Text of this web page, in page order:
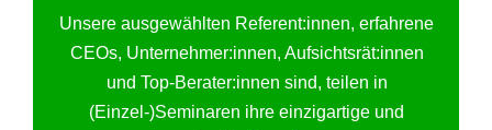
Unsere ausgewählten Referent:innen, erfahrene
CEOs, Unternehmer:innen, Aufsichtsrät:innen
und Top-Berater:innen sind, teilen in
(Einzel-)Seminaren ihre einzigartige und